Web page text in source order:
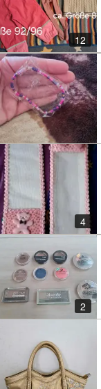
12
4
2